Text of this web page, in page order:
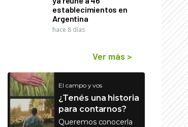
establecimientos en
Argentina
hace 8 días
Ver más >
El campo y vos
¿Tenés una historia
para contarnos?
Queremos conocerla